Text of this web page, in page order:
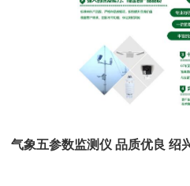
气象五参数监测仪 品质优良 绍